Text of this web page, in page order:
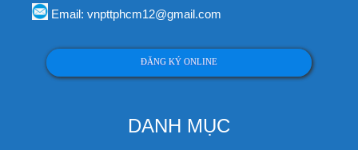
Email: vnpttphcm12@gmail.com
ĐĂNG KÝ ONLINE
DANH MỤC